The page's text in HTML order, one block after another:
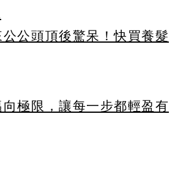
公頭頂後驚呆！快買養髮
極限，讓每一步都輕盈有